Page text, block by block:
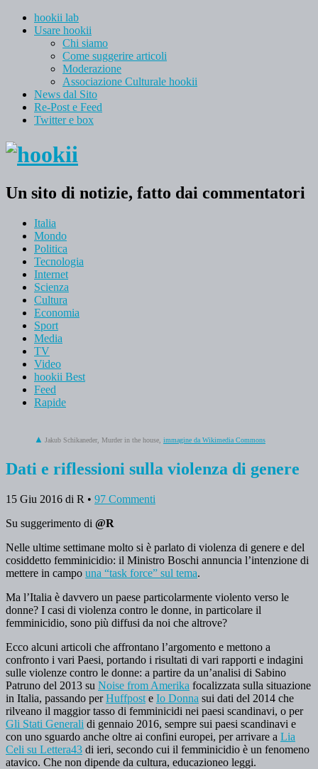
hookii lab
Usare hookii
Chi siamo
Come suggerire articoli
Moderazione
Associazione Culturale hookii
News dal Sito
Re-Post e Feed
Twitter e box
Un sito di notizie, fatto dai commentatori
Italia
Mondo
Politica
Tecnologia
Internet
Scienza
Cultura
Economia
Sport
Media
TV
Video
hookii Best
Feed
Rapide
Jakub Schikaneder, Murder in the house, immagine da Wikimedia Commons
Dati e riflessioni sulla violenza di genere
15 Giu 2016 di R • 97 Commenti
Su suggerimento di @R
Nelle ultime settimane molto si è parlato di violenza di genere e del
cosiddetto femminicidio: il Ministro Boschi annuncia l’intenzione di
mettere in campo una “task force” sul tema.
Ma l’Italia è davvero un paese particolarmente violento verso le
donne? I casi di violenza contro le donne, in particolare il
femminicidio, sono più diffusi da noi che altrove?
Ecco alcuni articoli che affrontano l’argomento e mettono a
confronto i vari Paesi, portando i risultati di vari rapporti e indagini
sulle violenze contro le donne: a partire da un’analisi di Sabino
Patruno del 2013 su Noise from Amerika focalizzata sulla situazione
in Italia, passando perHuffpost e Io Donna sui dati del 2014 che
rilveano il maggior tasso di femminicidi nei paesi scandinavi, o per
Gli Stati Generali di gennaio 2016, sempre sui paesi scandinavi e
con uno sguardo anche oltre ai confini europei, per arrivare a Lia
Celi su Lettera43 di ieri, secondo cui il femminicidio è un fenomeno
atavico. Che non dipende da cultura, educazioneo leggi.